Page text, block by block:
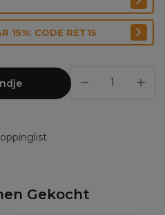
15%: CODE RET15
Gekocht